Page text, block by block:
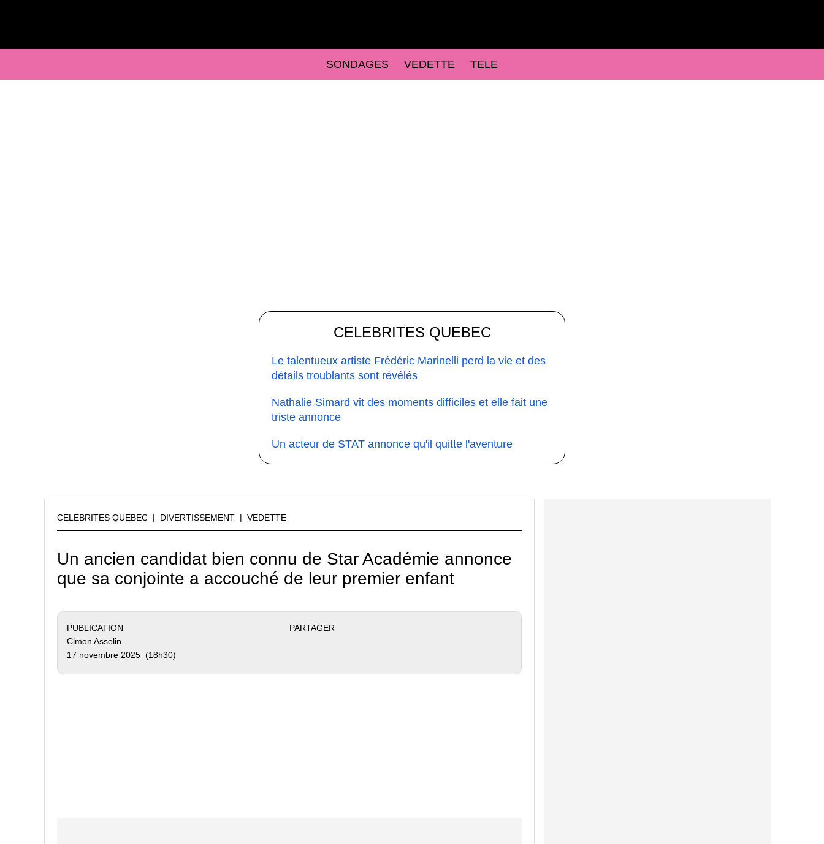
SONDAGES VEDETTE TELE
CELEBRITES QUEBEC
Le talentueux artiste Frédéric Marinelli perd la vie et des
détails troublants sont révélés
Nathalie Simard vit des moments difficiles et elle fait une
triste annonce
Un acteur de STAT annonce qu'il quitte l'aventure
CELEBRITES QUEBEC | DIVERTISSEMENT | VEDETTE
Un ancien candidat bien connu de Star Académie annonce
que sa conjointe a accouché de leur premier enfant
PUBLICATION
Cimon Asselin
17 novembre 2025 (18h30)
PARTAGER